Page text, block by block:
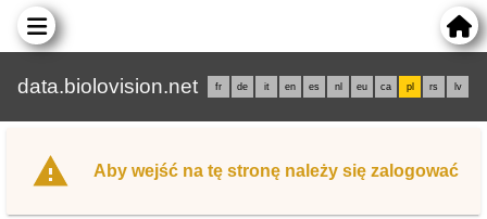
data.biolovision.net fr de it en es nl eu ca pl rs lv
Aby wejść na tę stronę należy się zalogować